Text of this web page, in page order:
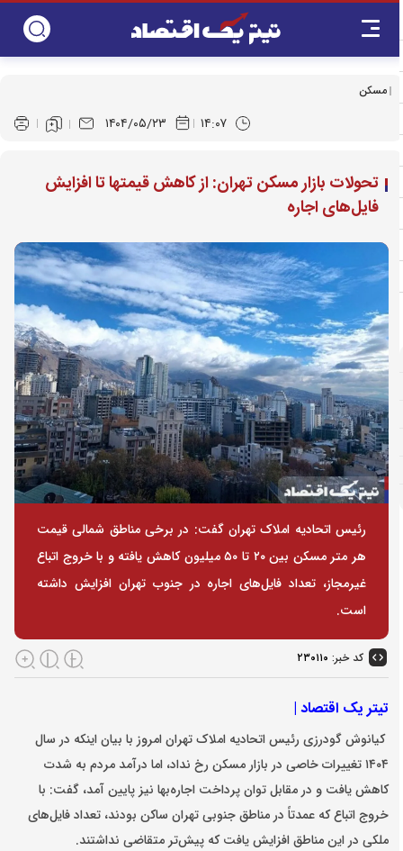
مسکن
۱۴۰۴/۰۵/۲۳ ۱۴:۰۷
تحولات بازار مسکن تهران: از کاهش قیمتها تا افزایش
فایل‌های اجاره
رئیس اتحادیه املاک تهران گفت: در برخی مناطق شمالی قیمت
هر متر مسکن بین ۲۰ تا ۵۰ میلیون کاهش یافته و با خروج اتباع
غیرمجاز، تعداد فایل‌های اجاره در جنوب تهران افزایش داشته
است.
کد خبر: ۲۳۰۱۱۰
تیتر یک اقتصاد |
کیانوش گودرزی رئیس اتحادیه املاک تهران امروز با بیان اینکه در سال
۱۴۰۴ تغییرات خاصی در بازار مسکن رخ نداد، اما درآمد مردم به شدت
کاهش یافت و در مقابل توان پرداخت اجاره‌بها نیز پایین آمد، گفت: با
خروج اتباع که عمدتاً در مناطق جنوبی تهران ساکن بودند، تعداد فایل‌های
ملکی در این مناطق افزایش یافت که پیش‌تر متقاضی نداشتند.